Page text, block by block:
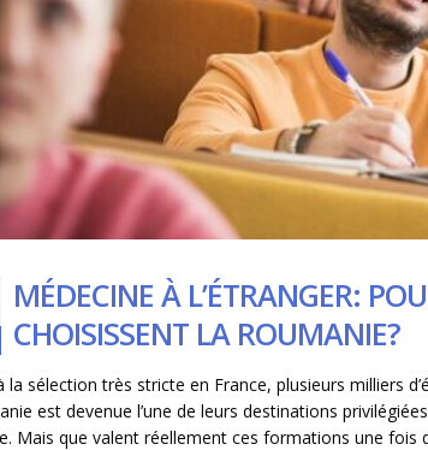
MÉDECINE À L’ÉTRANGER:
CHOISISSENT LA ROUMANIE?
la sélection très stricte en France, plusieurs milliers
est devenue l’une de leurs destinations
Mais que valent réellement ces formations une
mars 26,